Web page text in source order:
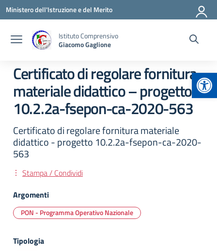
Vai ai contenuti
Vai al menu di navigazione
Vai al footer
Ministero dell'Istruzione e del Merito
Istituto Comprensivo
Giacomo Gaglione
Certificato di regolare fornitura
materiale didattico – progetto
10.2.2a-fsepon-ca-2020-563
Certificato di regolare fornitura materiale
didattico - progetto 10.2.2a-fsepon-ca-2020-
563
Stampa / Condividi
Argomenti
PON - Programma Operativo Nazionale
Tipologia